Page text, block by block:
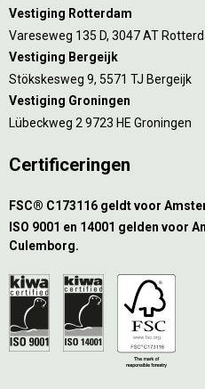
Vestiging Rotterdam
Vareseweg 135 D, 3047 AT
Vestiging Bergeijk
Stökskesweg 9, 5571 TJ Bergeijk
Vestiging Groningen
Lübeckweg 2 9723 HE Groningen
Certificeringen
FSC® C173116 geldt voor
ISO 9001 en 14001 gelden voor
Culemborg.